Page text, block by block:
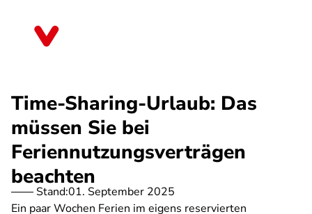
Time-Sharing-Urlaub: Das
müssen Sie bei
Feriennutzungsverträgen
beachten
Stand:01. September 2025
Ein paar Wochen Ferien im eigens reservierten